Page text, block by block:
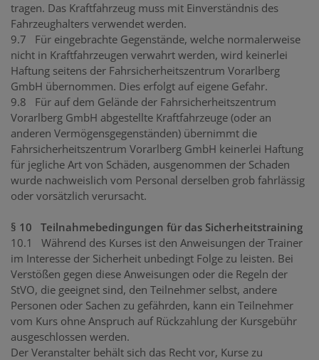
tragen. Das Kraftfahrzeug muss mit Einverständnis des
Fahrzeughalters verwendet werden.
9.7 Für eingebrachte Gegenstände, welche normalerweise
nicht in Kraftfahrzeugen verwahrt werden, wird keinerlei
Haftung seitens der Fahrsicherheitszentrum Vorarlberg
GmbH übernommen. Dies erfolgt auf eigene Gefahr.
9.8 Für auf dem Gelände der Fahrsicherheitszentrum
Vorarlberg GmbH abgestellte Kraftfahrzeuge (oder an
anderen Vermögensgegenständen) übernimmt die
Fahrsicherheitszentrum Vorarlberg GmbH keinerlei Haftung
für jegliche Art von Schäden, ausgenommen der Schaden
wurde nachweislich vom Personal derselben grob fahrlässig
oder vorsätzlich verursacht.
§ 10 Teilnahmebedingungen für das Sicherheitstraining
10.1 Während des Kurses ist den Anweisungen der Trainer
im Interesse der Sicherheit unbedingt Folge zu leisten. Bei
Verstößen gegen diese Anweisungen oder die Regeln der
StVO, die geeignet sind, den Teilnehmer selbst, andere
Personen oder Sachen zu gefährden, kann ein Teilnehmer
vom Kurs ohne Anspruch auf Rückzahlung der Kursgebühr
ausgeschlossen werden.
Der Veranstalter behält sich das Recht vor, Kurse zu